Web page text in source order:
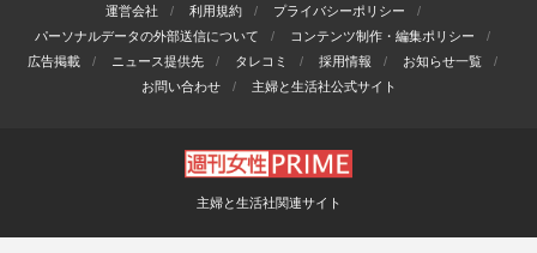
運営会社 利用規約
プライバシーポリシー
パーソナルデータの外部送信について
コンテンツ制作・編集ポリシー
広告掲載
ニュース提供先 タレコミ 採用情報
お知らせ一覧
お問い合わせ
主婦と生活社公式サイト
主婦と生活社関連サイト